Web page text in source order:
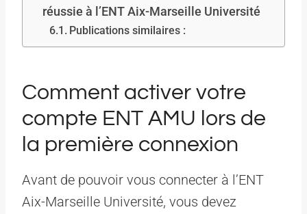
réussie à l’ENT Aix-Marseille Université
Publications similaires :
Comment activer votre
compte ENT AMU lors de
la première connexion
Avant de pouvoir vous connecter à l’ENT
Aix-Marseille Université, vous devez